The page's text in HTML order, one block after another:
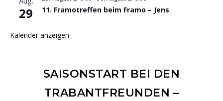
29 11. Framotreffen beim Framo – Jens
Kalender anzeigen
SAISONSTART BEI DEN
TRABANTFREUNDEN –